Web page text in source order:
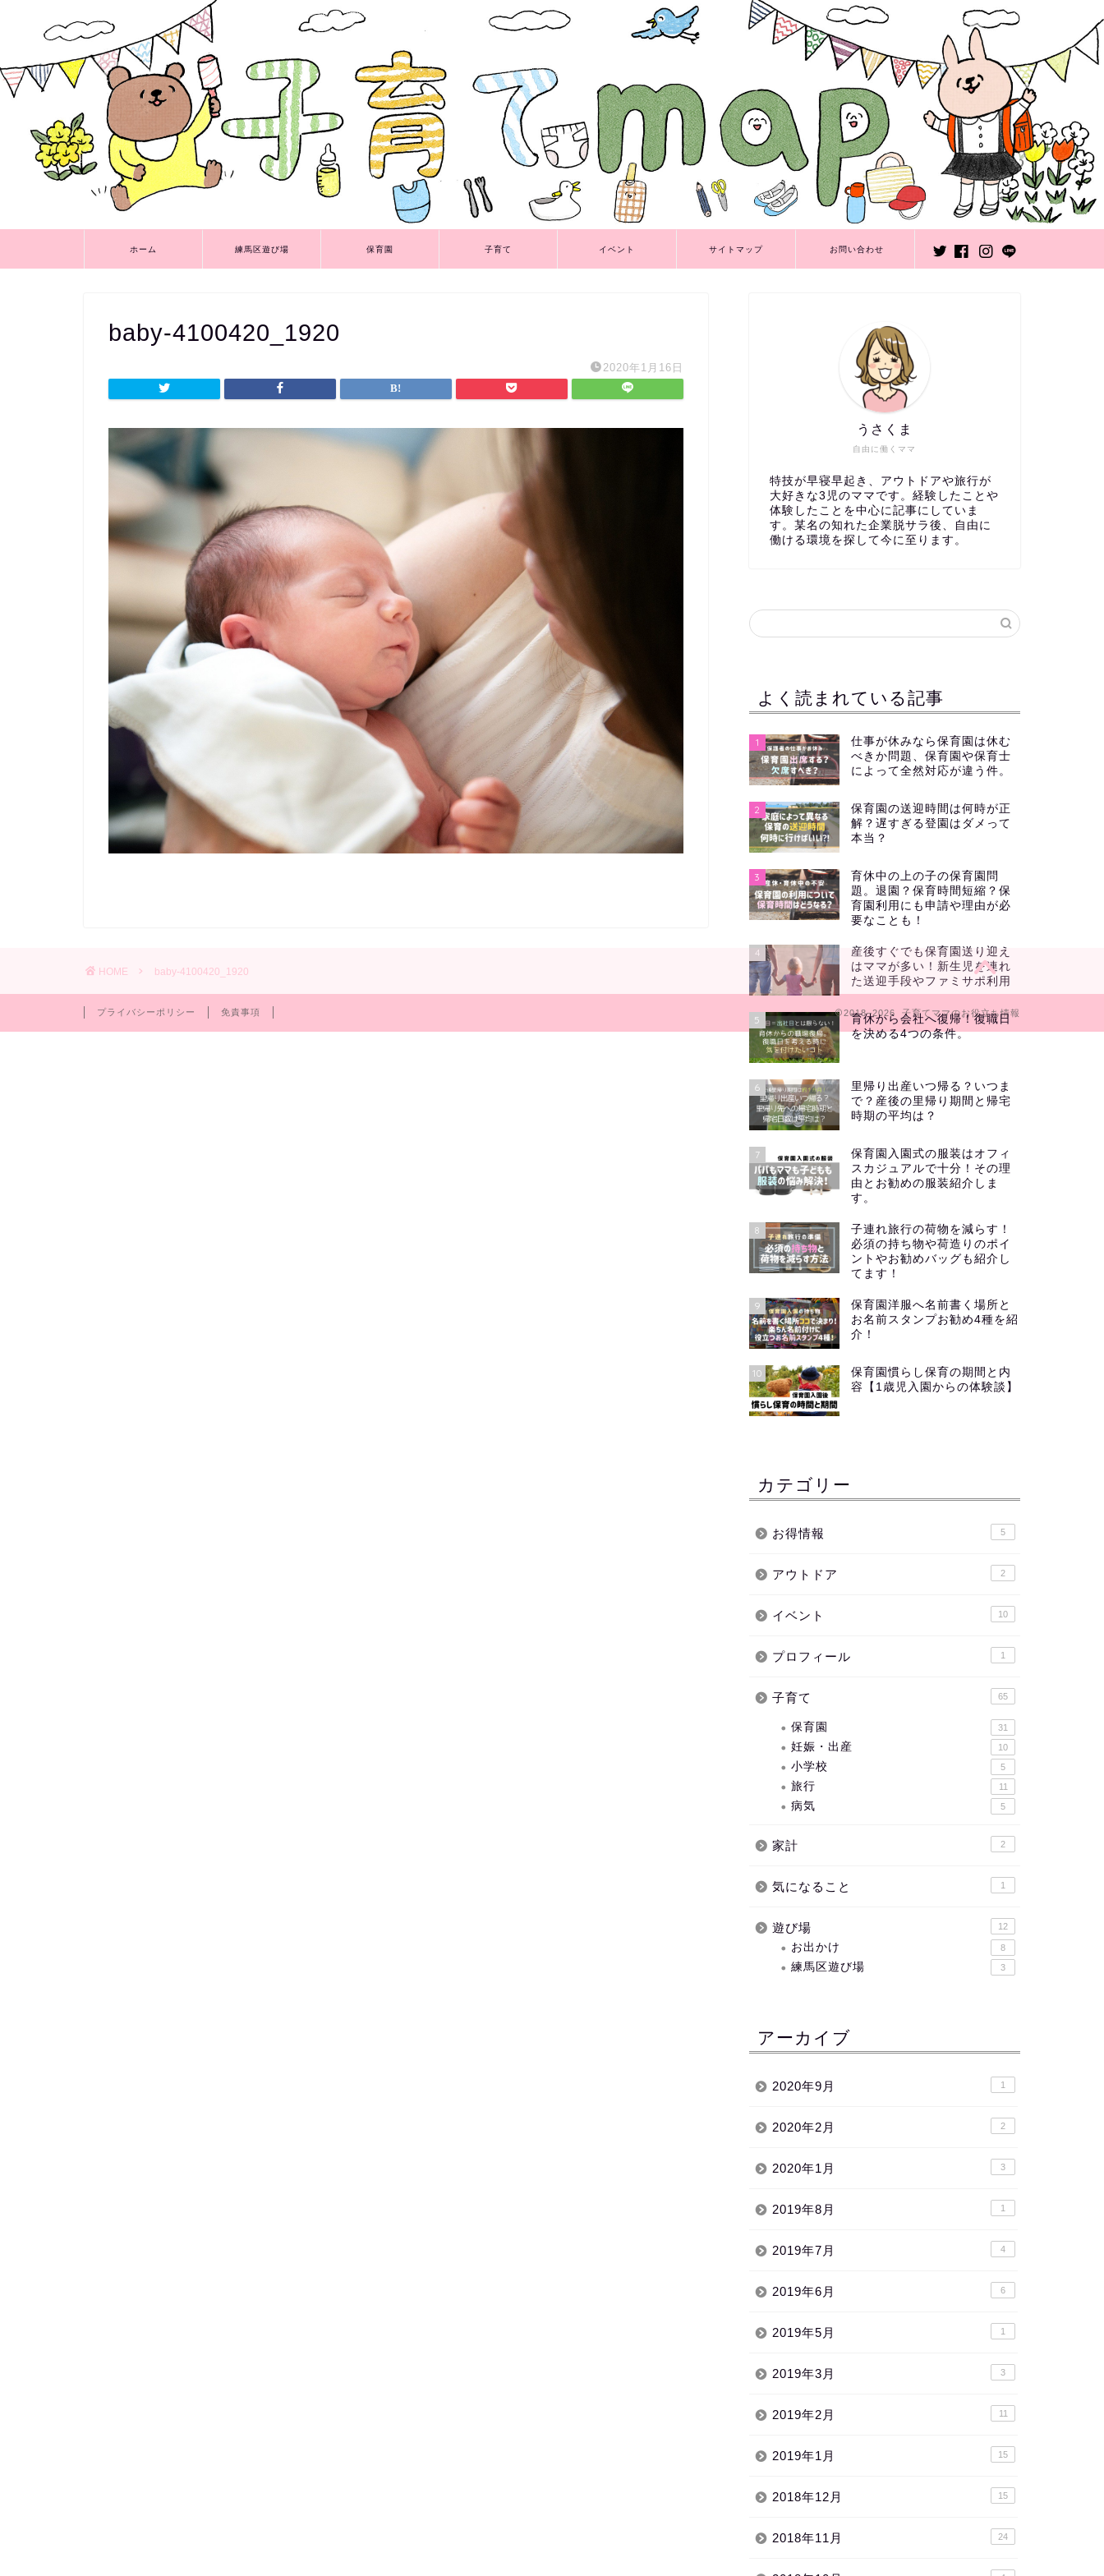
ホーム 練馬区遊び場 保育園 子育て イベント サイトマップ お問い合わせ
baby-4100420_1920
2020年1月16日
自由に働くママ
うさくま
特技が早寝早起き、アウトドアや旅行が
大好きな3児のママです。経験したことや
体験したことを中心に記事にしていま
す。某名の知れた企業脱サラ後、自由に
働ける環境を探して今に至ります。
よく読まれている記事
1
仕事が休みなら保育園は休む
べきか問題、保育園や保育士
によって全然対応が違う件。
2
保育園の送迎時間は何時が正
解？遅すぎる登園はダメって
本当？
3
育休中の上の子の保育園問
題。退園？保育時間短縮？保
育園利用にも申請や理由が必
要なことも！
4
産後すぐでも保育園送り迎え
はママが多い！新生児を連れ
た送迎手段やファミサポ利用
5
育休から会社へ復帰！復職日
を決める4つの条件。
6
里帰り出産いつ帰る？いつま
で？産後の里帰り期間と帰宅
時期の平均は？
7
保育園入園式の服装はオフィ
スカジュアルで十分！その理
由とお勧めの服装紹介しま
す。
8
子連れ旅行の荷物を減らす！
必須の持ち物や荷造りのポイ
ントやお勧めバッグも紹介し
てます！
9
保育園洋服へ名前書く場所と
お名前スタンプお勧め4種を紹
介！
10
保育園慣らし保育の期間と内
容【1歳児入園からの体験談】
カテゴリー
お得情報 5
アウトドア 2
イベント 10
プロフィール 1
子育て 65
保育園 31
妊娠・出産 10
小学校 5
旅行 11
病気 5
家計 2
気になること 1
遊び場 12
お出かけ 8
練馬区遊び場 3
アーカイブ
2020年9月 1
2020年2月 2
2020年1月 3
2019年8月 1
2019年7月 4
2019年6月 6
2019年5月 1
2019年3月 3
2019年2月 11
2019年1月 15
2018年12月 15
2018年11月 24
HOME baby-4100420_1920
プライバシーポリシー 免責事項 2018–2026 子育てママのお役立ち情報